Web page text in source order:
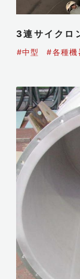
3連サイクロ
#中型 #各種機